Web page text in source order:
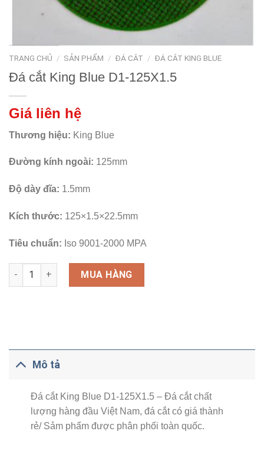
TRANG CHỦ / SẢN PHẨM / ĐÁ CẮT / ĐÁ CẮT KING BLUE
Đá cắt King Blue D1-125X1.5
Giá liên hệ
Thương hiệu: King Blue
Đường kính ngoài: 125mm
Độ dày đĩa: 1.5mm
Kích thước: 125×1.5×22.5mm
Tiêu chuẩn: Iso 9001-2000 MPA
Số lượng MUA HÀNG
Mô tả
Đá cắt King Blue D1-125X1.5 – Đá cắt chất
lượng hàng đầu Việt Nam, đá cắt có giá thành
rẻ/ Sảm phẩm được phân phối toàn quốc.